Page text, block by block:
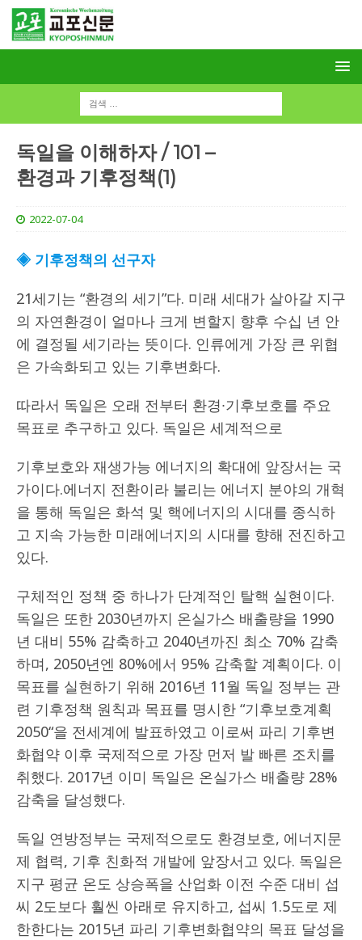
독일을 이해하자 / 101 –
환경과 기후정책(1)
2022-07-04
◈ 기후정책의 선구자
21세기는 “환경의 세기”다. 미래 세대가 살아갈 지구
의 자연환경이 얼마나 크게 변할지 향후 수십 년 안
에 결정될 세기라는 뜻이다. 인류에게 가장 큰 위협
은 가속화되고 있는 기후변화다.
따라서 독일은 오래 전부터 환경∙기후보호를 주요
목표로 추구하고 있다. 독일은 세계적으로
기후보호와 재생가능 에너지의 확대에 앞장서는 국
가이다.에너지 전환이라 불리는 에너지 분야의 개혁
을 통해 독일은 화석 및 핵에너지의 시대를 종식하
고 지속 가능한 미래에너지의 시대를 향해 전진하고
있다.
구체적인 정책 중 하나가 단계적인 탈핵 실현이다.
독일은 또한 2030년까지 온실가스 배출량을 1990
년 대비 55% 감축하고 2040년까진 최소 70% 감축
하며, 2050년엔 80%에서 95% 감축할 계획이다. 이
목표를 실현하기 위해 2016년 11월 독일 정부는 관
련 기후정책 원칙과 목표를 명시한 “기후보호계획
2050“을 전세계에 발표하였고 이로써 파리 기후변
화협약 이후 국제적으로 가장 먼저 발 빠른 조치를
취했다. 2017년 이미 독일은 온실가스 배출량 28%
감축을 달성했다.
독일 연방정부는 국제적으로도 환경보호, 에너지문
제 협력, 기후 친화적 개발에 앞장서고 있다. 독일은
지구 평균 온도 상승폭을 산업화 이전 수준 대비 섭
씨 2도보다 훨씬 아래로 유지하고, 섭씨 1.5도로 제
한한다는 2015년 파리 기후변화협약의 목표 달성을